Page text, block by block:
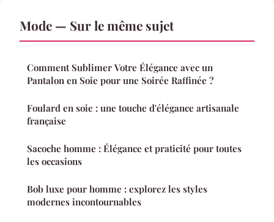
Mode — Sur le même sujet
Comment Sublimer Votre Élégance avec un
Pantalon en Soie pour une Soirée Raffinée ?
Foulard en soie : une touche d'élégance artisanale
française
Sacoche homme : Élégance et praticité pour toutes
les occasions
Bob luxe pour homme : explorez les styles
modernes incontournables